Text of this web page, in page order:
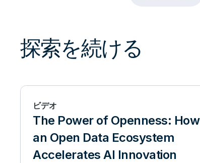
探索を続ける
ビデオ
The Power of Openness: How
an Open Data Ecosystem
Accelerates AI Innovation